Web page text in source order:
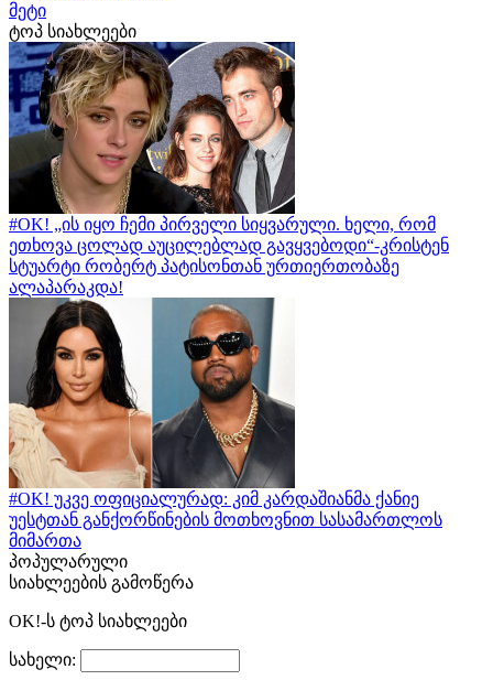
მეტი
ტოპ სიახლეები
#OK! „ის იყო ჩემი პირველი სიყვარული. ხელი, რომ
ეთხოვა ცოლად აუცილებლად გავყვებოდი“-კრისტენ
სტუარტი რობერტ პატისონთან ურთიერთობაზე
ალაპარაკდა!
#OK! უკვე ოფიციალურად: კიმ კარდაშიანმა ქანიე
უესტთან განქორწინების მოთხოვნით სასამართლოს
მიმართა
პოპულარული
სიახლეების გამოწერა
OK!-ს ტოპ სიახლეები
სახელი: